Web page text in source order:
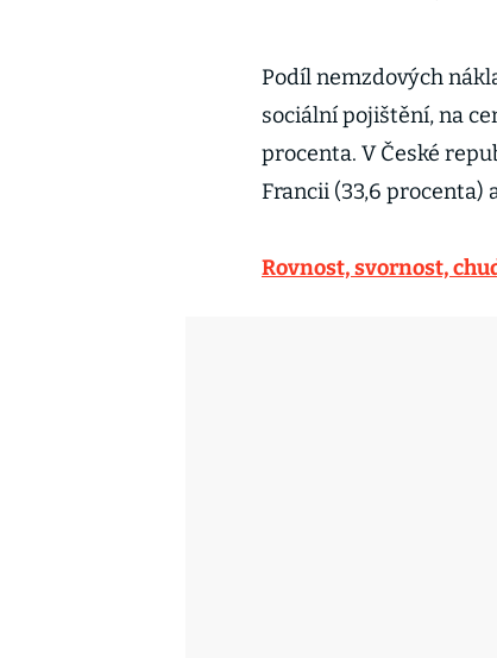
Podíl nemzdových
sociální pojištění, na
procenta. V České
Francii (33,6 procenta)
Rovnost, svornost,